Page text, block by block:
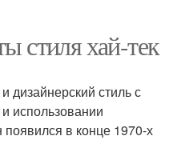
стиля хай-тек
дизайнерский стиль с
использовании
в конце 1970-х